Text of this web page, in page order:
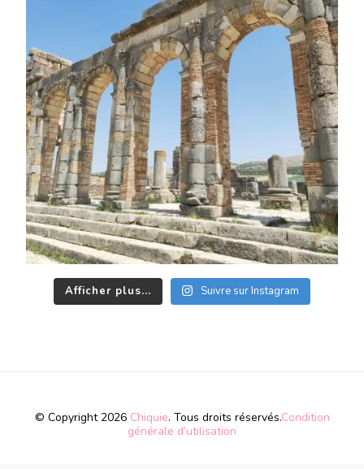
Afficher plus... Suivre sur Instagram
© Copyright 2026 Chiquie. Tous droits réservés.Condition
générale d’utilisation